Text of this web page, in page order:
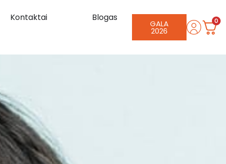
Kontaktai
Blogas
GALA
2026
0